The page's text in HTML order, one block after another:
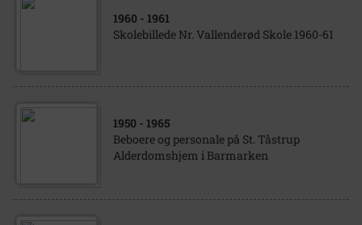
1960 - 1961
Skolebillede Nr. Vallenderød Skole 1960-61
1950 - 1965
Beboere og personale på St. Tåstrup
Alderdomshjem i Barmarken